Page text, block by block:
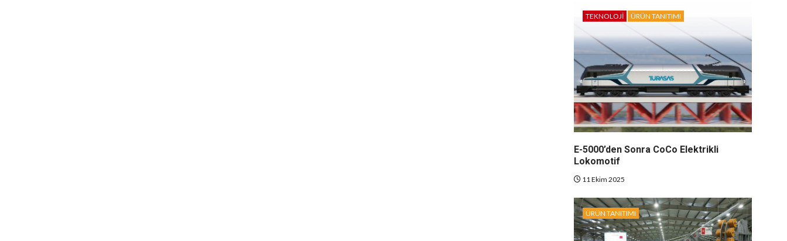
TEKNOLOJI ÜRÜN TANITIMI
E-5000’den Sonra CoCo Elektrikli
Lokomotif
11 Ekim 2025
ÜRÜN TANITIMI